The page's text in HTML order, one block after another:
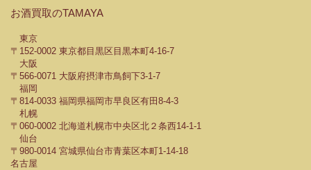
お酒買取のTAMAYA
東京
〒152-0002 東京都目黒区目黒本町4-16-7
大阪
〒566-0071 大阪府摂津市鳥飼下3-1-7
福岡
〒814-0033 福岡県福岡市早良区有田8-4-3
札幌
〒060-0002 北海道札幌市中央区北２条西14-1-1
仙台
〒980-0014 宮城県仙台市青葉区本町1-14-18
名古屋